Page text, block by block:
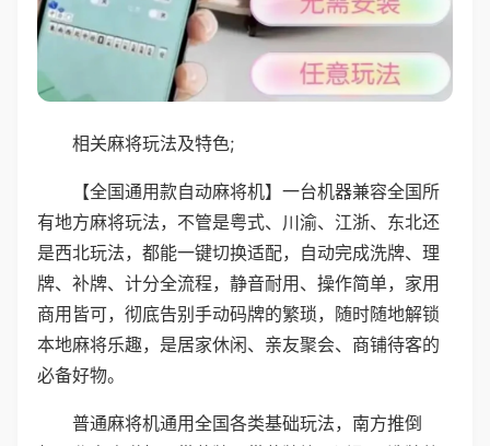
相关麻将玩法及特色;
【全国通用款自动麻将机】一台机器兼容全国所
有地方麻将玩法，不管是粤式、川渝、江浙、东北还
是西北玩法，都能一键切换适配，自动完成洗牌、理
牌、补牌、计分全流程，静音耐用、操作简单，家用
商用皆可，彻底告别手动码牌的繁琐，随时随地解锁
本地麻将乐趣，是居家休闲、亲友聚会、商铺待客的
必备好物。
普通麻将机通用全国各类基础玩法，南方推倒